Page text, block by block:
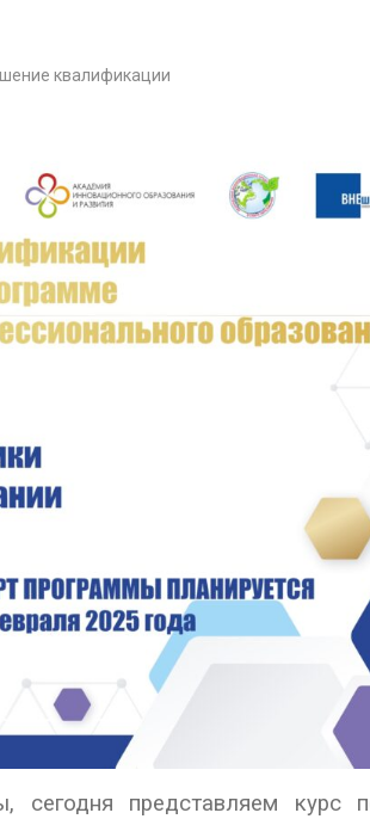
квалификации
сегодня представляем курс